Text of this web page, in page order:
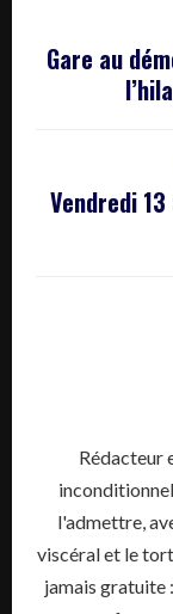
Gare au
Vendredi
Rédacteur
l'admettre,
viscéral et le
jamais gratuite